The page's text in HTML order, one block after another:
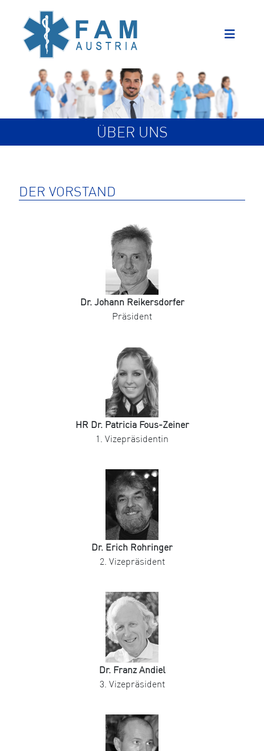
ÜBER UNS
DER VORSTAND
Dr. Johann Reikersdorfer
Präsident
HR Dr. Patricia Fous-Zeiner
1. Vizepräsidentin
Dr. Erich Rohringer
2. Vizepräsident
Dr. Franz Andiel
3. Vizepräsident